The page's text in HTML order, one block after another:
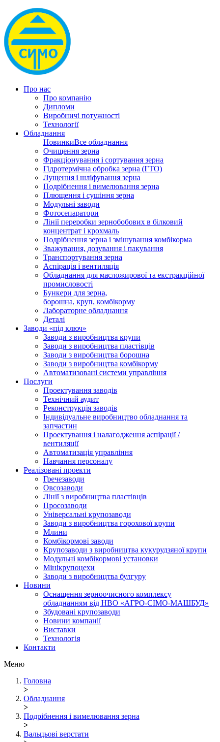
Про нас
Про компанію
Дипломи
Виробничі потужності
Технології
Обладнання
НовинкиВсе обладнання
Очищення зерна
Фракціонування і сортування зерна
Гідротермічна обробка зерна (ГТО)
Лущення і шліфування зерна
Подрібнення і вимелювання зерна
Плющення і сушіння зерна
Модульні заводи
Фотосепаратори
Лінії переробки зернобобових в білковий
концентрат і крохмаль
Подрібнення зерна і змішування комбікорма
Зважування, дозування і пакування
Транспортування зерна
Аспірація і вентиляція
Обладнання для масложирової та екстракційної
промисловості
Бункери для зерна,
борошна, круп, комбікорму
Лабораторне обладнання
Деталі
Заводи «під ключ»
Заводи з виробництва крупи
Заводи з виробництва пластівців
Заводи з виробництва борошна
Заводи з виробництва комбікорму
Автоматизовані системи управління
Послуги
Проектування заводів
Технічний аудит
Реконструкція заводів
Індивідуальне виробництво обладнання та
запчастин
Проектування і налагодження аспірації /
вентиляції
Автоматизація управління
Навчання персоналу
Реалізовані проекти
Гречезаводи
Овсозаводи
Лінії з виробництва пластівців
Просозаводи
Універсальні крупозаводи
Заводи з виробництва горохової крупи
Млини
Комбікормові заводи
Крупозаводи з виробництва кукурудзяної крупи
Модульні комбікормові установки
Мінікрупоцехи
Заводи з виробництва булгуру
Новини
Оснащення зерноочисного комплексу
обладнанням від НВО «АГРО-СІМО-МАШБУД»
Збудовані крупозаводи
Новини компанії
Виставки
Технологія
Контакти
Меню
Головна
>
Обладнання
>
Подрібнення і вимелювання зерна
>
Вальцьові верстати